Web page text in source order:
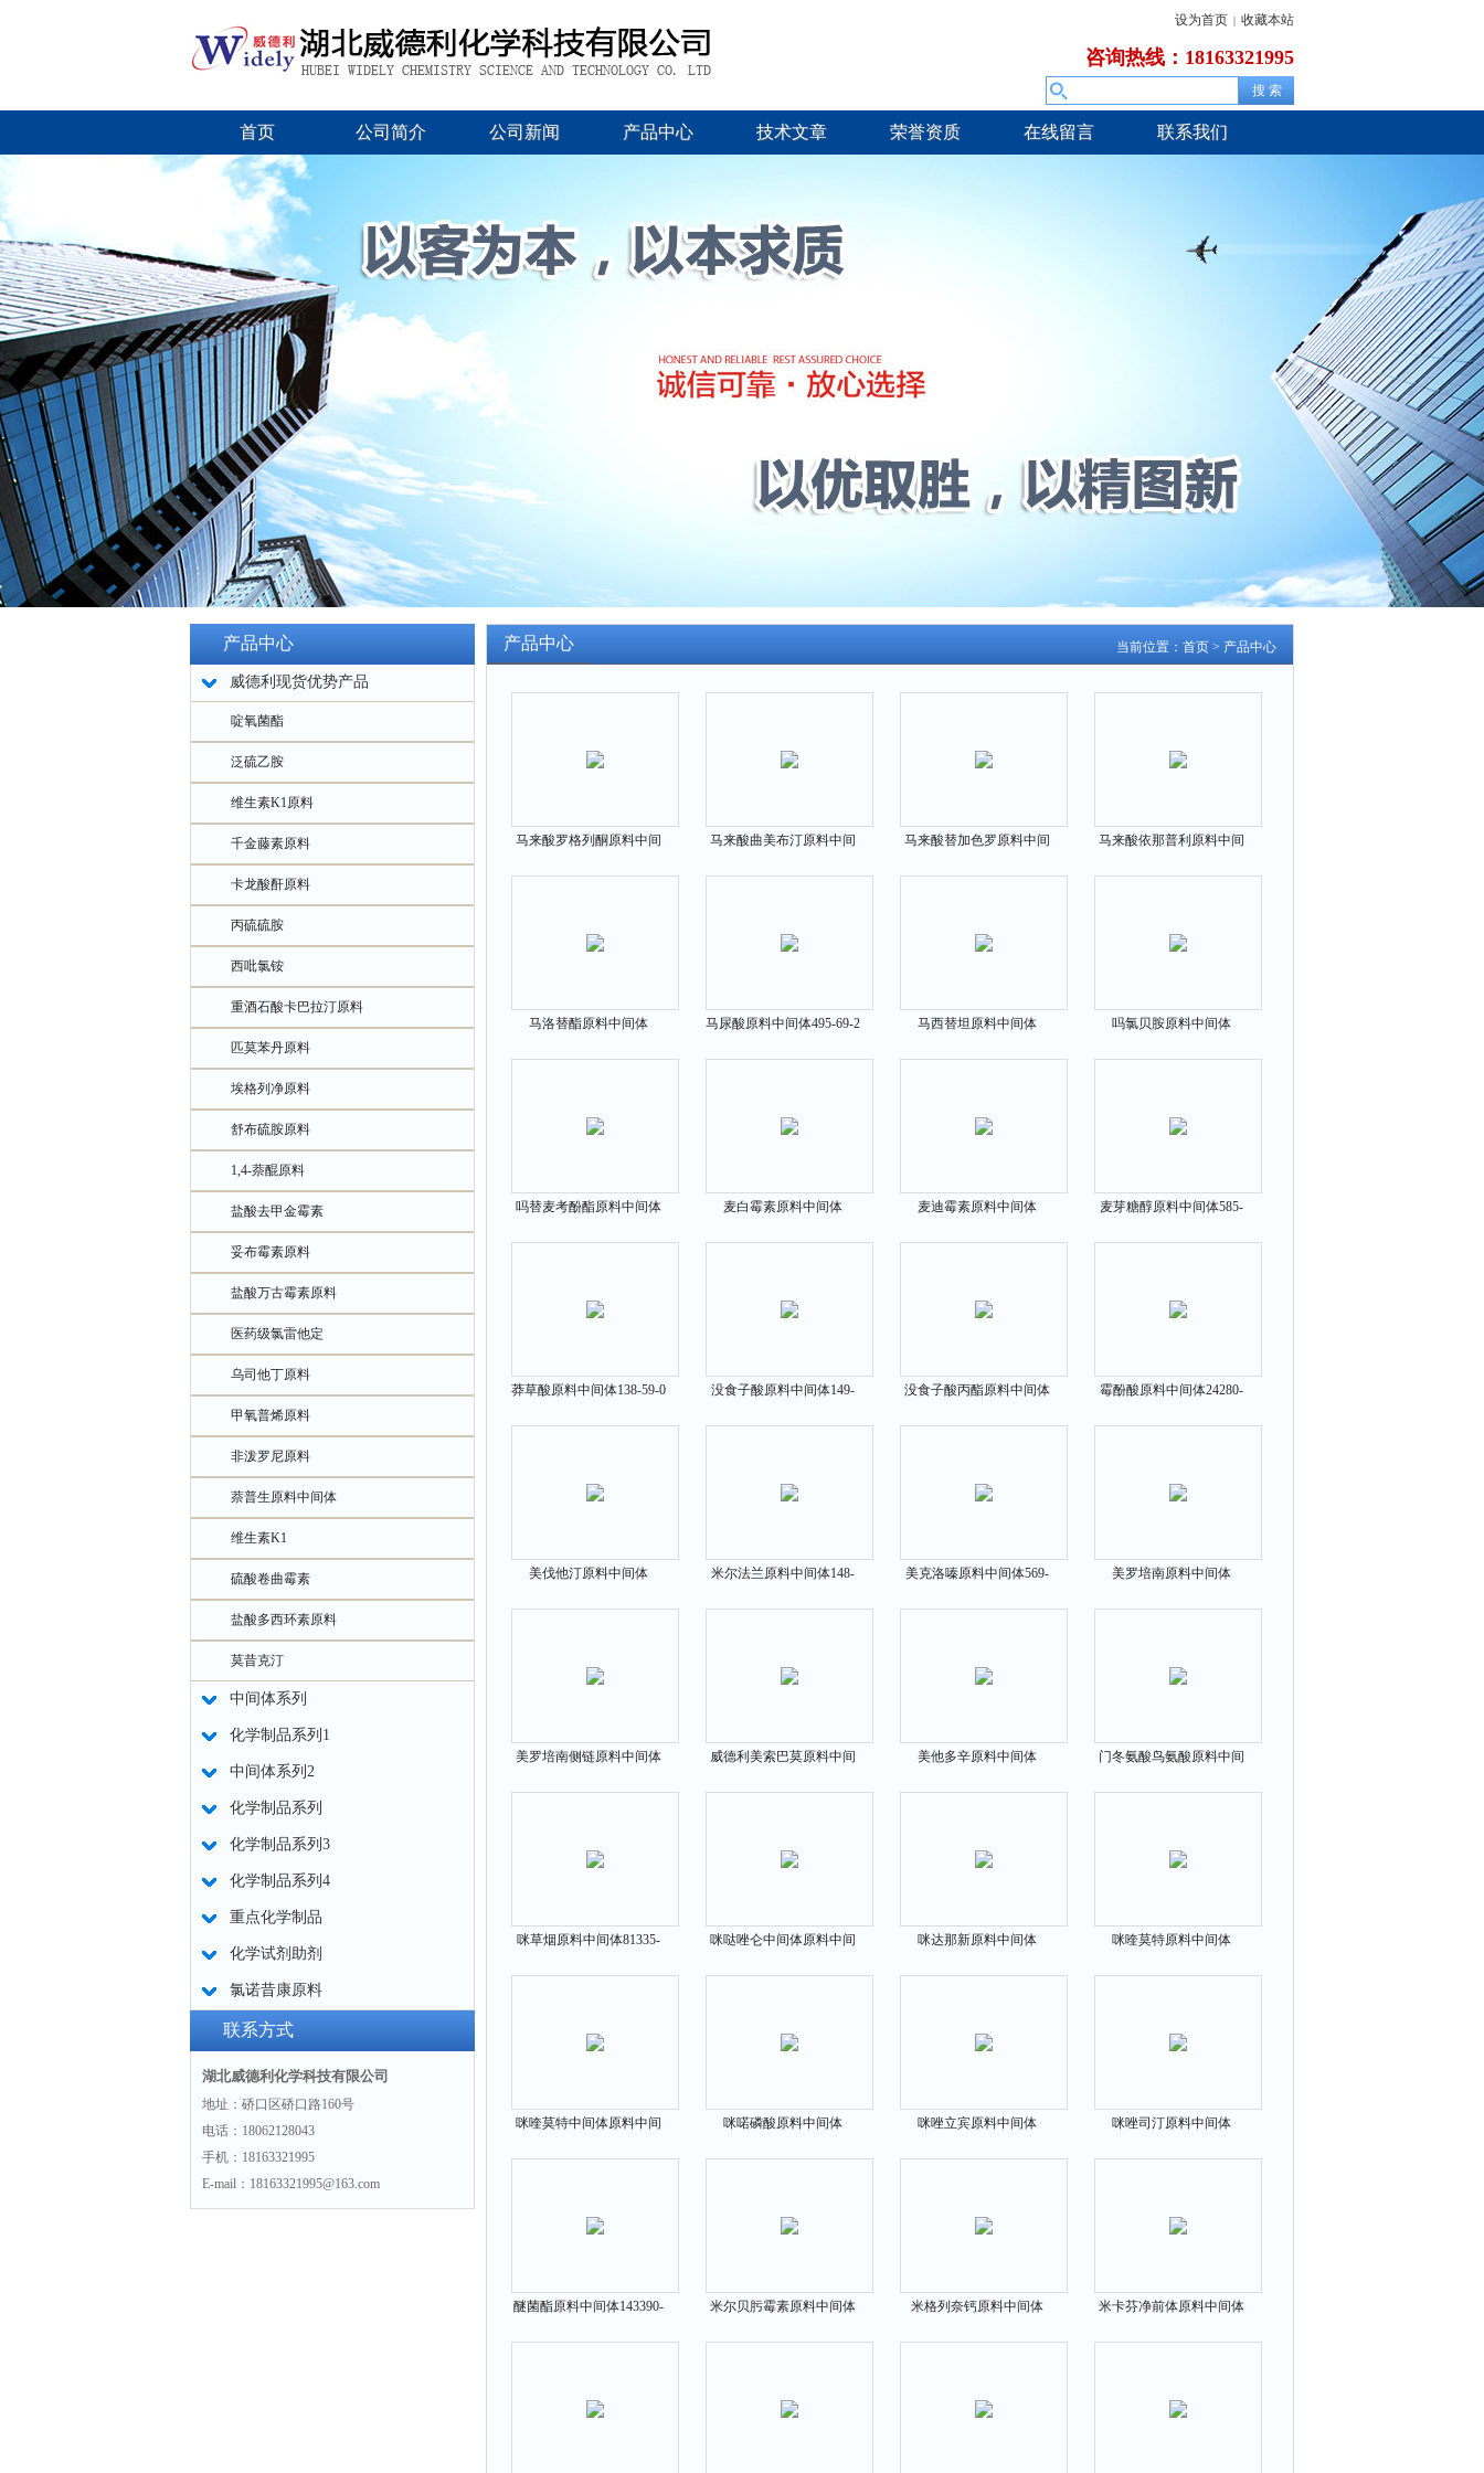
设为首页 | 收藏本站
咨询热线：18163321995
首页 公司简介 公司新闻 产品中心 技术文章 荣誉资质 在线留言 联系我们
产品中心
威德利现货优势产品
啶氧菌酯
泛硫乙胺
维生素K1原料
千金藤素原料
卡龙酸酐原料
丙硫硫胺
西吡氯铵
重酒石酸卡巴拉汀原料
匹莫苯丹原料
埃格列净原料
舒布硫胺原料
1,4-萘醌原料
盐酸去甲金霉素
妥布霉素原料
盐酸万古霉素原料
医药级氯雷他定
乌司他丁原料
甲氧普烯原料
非泼罗尼原料
萘普生原料中间体
维生素K1
硫酸卷曲霉素
盐酸多西环素原料
莫昔克汀
中间体系列
化学制品系列1
中间体系列2
化学制品系列
化学制品系列3
化学制品系列4
重点化学制品
化学试剂助剂
氯诺昔康原料
联系方式
湖北威德利化学科技有限公司
地址：硚口区硚口路160号
电话：18062128043
手机：18163321995
E-mail：18163321995@163.com
当前位置： 首页 > 产品中心
产品中心
马来酸罗格列酮原料中间
马来酸曲美布汀原料中间
马来酸替加色罗原料中间
马来酸依那普利原料中间
马洛替酯原料中间体
马尿酸原料中间体495-69-2
马西替坦原料中间体
吗氯贝胺原料中间体
吗替麦考酚酯原料中间体
麦白霉素原料中间体
麦迪霉素原料中间体
麦芽糖醇原料中间体585-
莽草酸原料中间体138-59-0
没食子酸原料中间体149-
没食子酸丙酯原料中间体
霉酚酸原料中间体24280-
美伐他汀原料中间体
米尔法兰原料中间体148-
美克洛嗪原料中间体569-
美罗培南原料中间体
美罗培南侧链原料中间体
威德利美索巴莫原料中间
美他多辛原料中间体
门冬氨酸鸟氨酸原料中间
咪草烟原料中间体81335-
咪哒唑仑中间体原料中间
咪达那新原料中间体
咪喹莫特原料中间体
咪喹莫特中间体原料中间
咪喏磷酸原料中间体
咪唑立宾原料中间体
咪唑司汀原料中间体
醚菌酯原料中间体143390-
米尔贝肟霉素原料中间体
米格列奈钙原料中间体
米卡芬净前体原料中间体